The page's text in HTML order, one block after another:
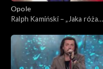
Opole
Ralph Kamiński – „Jaka róża
Koncert „Trzy ćwiartki Jacka
Cygana”